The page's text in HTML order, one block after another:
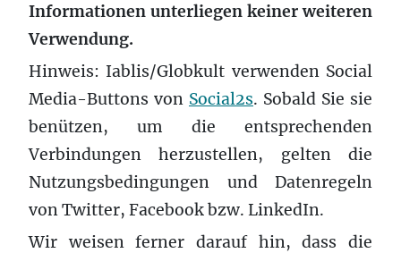
Informationen unterliegen keiner weiteren
Verwendung.
Hinweis: Iablis/Globkult verwenden Social
Media-Buttons von Social2s. Sobald Sie sie
benützen, um die entsprechenden
Verbindungen herzustellen, gelten die
Nutzungsbedingungen und Datenregeln
von Twitter, Facebook bzw. LinkedIn.
Wir weisen ferner darauf hin, dass die